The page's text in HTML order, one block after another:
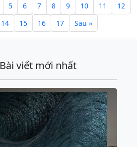
5 6 7 8 9 10 11
12
14 15 16 17 Sau »
Bài viết mới nhất